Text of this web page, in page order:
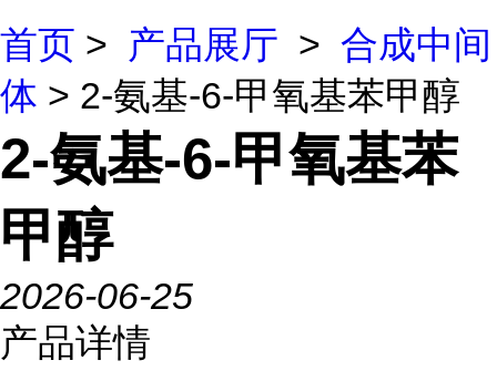
首页 > 产品展厅 > 合成中间
体 > 2-氨基-6-甲氧基苯甲醇
2-氨基-6-甲氧基苯
甲醇
2026-06-25
产品详情